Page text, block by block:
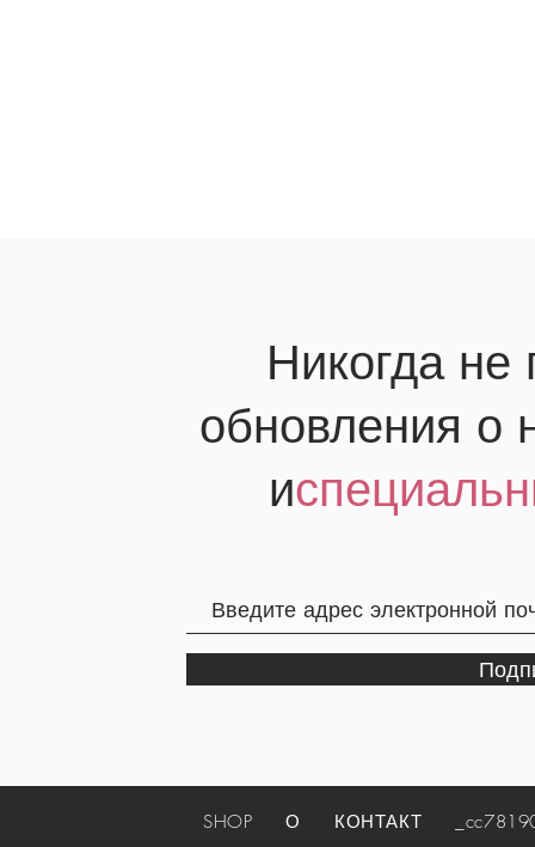
Никогда не
обновления о
и
SHOP О КОНТАКТ